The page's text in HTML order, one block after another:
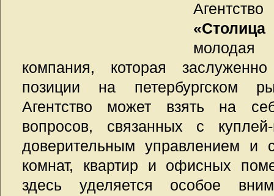
молодая
компания, которая
позиции на петербургском
Агентство может взять на
вопросов, связанных с
доверительным управлением и
комнат, квартир и офисных
здесь уделяется особое